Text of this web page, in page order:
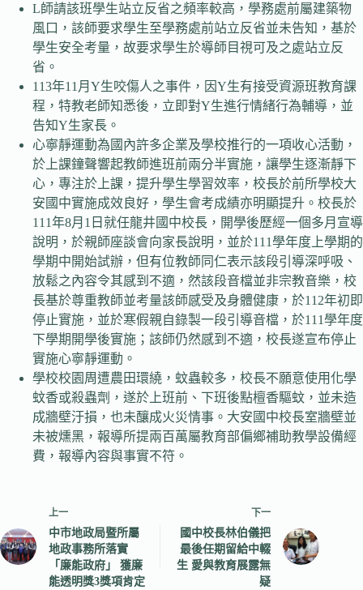
L師請該班學生站立反省之頻率較高，學務處前屬建築物
風口，該師要求學生至學務處前站立反省並未告知，基於
學生安全考量，故要求學生於導師目視可及之處站立反
省。
113年11月Y生咬傷人之事件，因Y生有接受資源班教育課
程，特教老師知悉後，立即對Y生進行情緒行為輔導，並
告知Y生家長。
心寧靜運動為國內許多企業及學校推行的一項收心活動，
於上課鐘聲響起教師進班前兩分半實施，讓學生逐漸靜下
心，專注於上課，提升學生學習效率，校長於前所學校大
安國中實施成效良好，學生會考成績亦明顯提升。校長於
111年8月1日就任龍井國中校長，開學後歷經一個多月宣導
說明，於親師座談會向家長說明，並於111學年度上學期的
學期中開始試辦，但有位教師同仁表示該段引導深呼吸、
放鬆之內容令其感到不適，然該段音檔並非宗教音樂，校
長基於尊重教師並考量該師感受及身體健康，於112年初即
停止實施，並於寒假親自錄製一段引導音檔，於111學年度
下學期開學後實施；該師仍然感到不適，校長遂宣布停止
實施心寧靜運動。
學校校園周遭農田環繞，蚊蟲較多，校長不願意使用化學
蚊香或殺蟲劑，遂於上班前、下班後點檀香驅蚊，並未造
成牆壁汙損，也未釀成火災情事。大安國中校長室牆壁並
未被燻黑，報導所提兩百萬屬教育部偏鄉補助教學設備經
費，報導內容與事實不符。
上一
中市地政局暨所屬
地政事務所落實
「廉能政府」 獲廉
能透明獎3獎項肯定
下一
國中校長林伯儀把
最後任期留給中輟
生 愛與教育展露無
疑